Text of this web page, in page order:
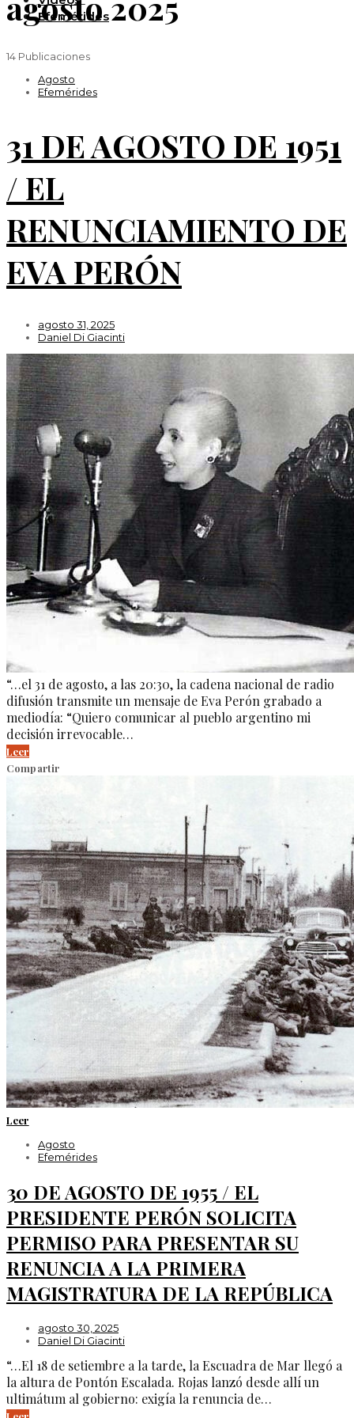
Efemérides
14 Publicaciones
Agosto
Efemérides
31 DE AGOSTO DE 1951
/ EL
RENUNCIAMIENTO DE
EVA PERÓN
agosto 31, 2025
Daniel Di Giacinti
“…el 31 de agosto, a las 20:30, la cadena nacional de radio
difusión transmite un mensaje de Eva Perón grabado a
mediodía: “Quiero comunicar al pueblo argentino mi
decisión irrevocable…
Leer
Compartir
Leer
Agosto
Efemérides
30 DE AGOSTO DE 1955 / EL
PRESIDENTE PERÓN SOLICITA
PERMISO PARA PRESENTAR SU
RENUNCIA A LA PRIMERA
MAGISTRATURA DE LA REPÚBLICA
agosto 30, 2025
Daniel Di Giacinti
“…El 18 de setiembre a la tarde, la Escuadra de Mar llegó a
la altura de Pontón Escalada. Rojas lanzó desde allí un
ultimátum al gobierno: exigía la renuncia de…